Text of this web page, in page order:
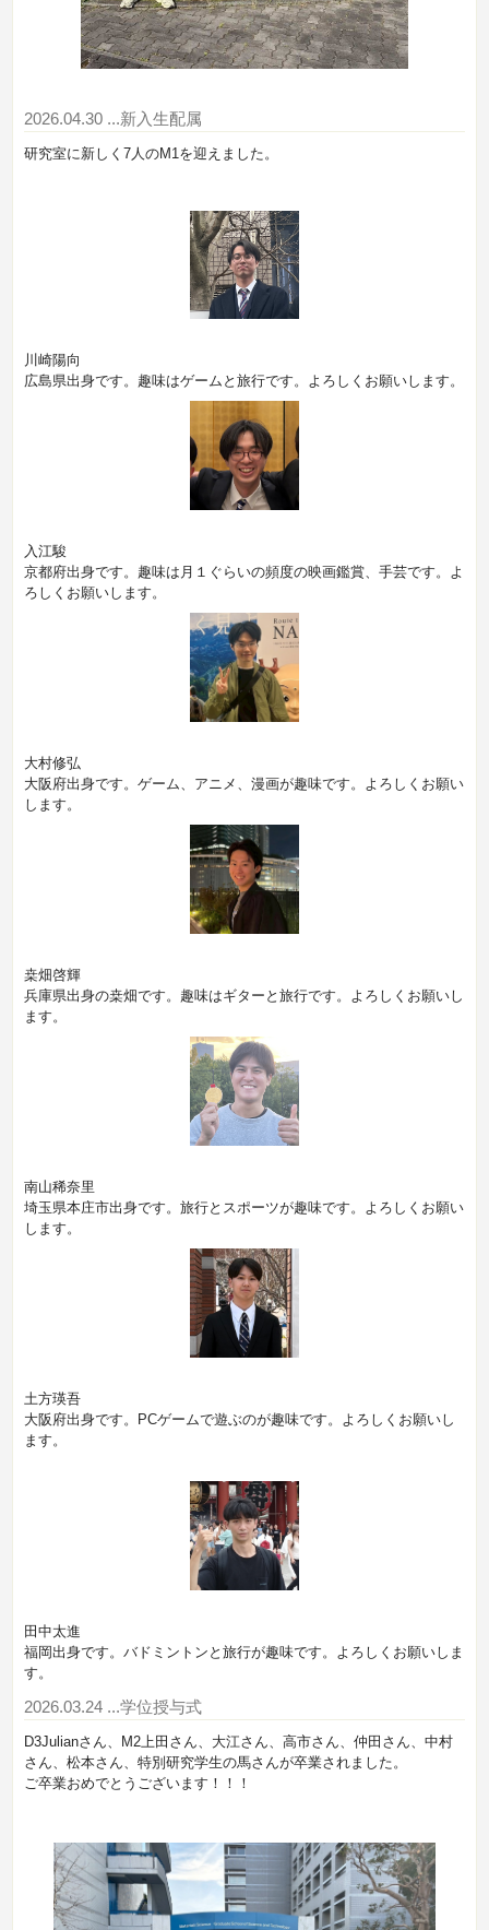
2026.04.30 ...新入生配属
研究室に新しく7人のM1を迎えました。
川崎陽向
広島県出身です。趣味はゲームと旅行です。よろしくお願いします。
入江駿
京都府出身です。趣味は月１ぐらいの頻度の映画鑑賞、手芸です。よ
ろしくお願いします。
大村修弘
大阪府出身です。ゲーム、アニメ、漫画が趣味です。よろしくお願い
します。
桒畑啓輝
兵庫県出身の桒畑です。趣味はギターと旅行です。よろしくお願いし
ます。
南山稀奈里
埼玉県本庄市出身です。旅行とスポーツが趣味です。よろしくお願い
します。
土方瑛吾
大阪府出身です。PCゲームで遊ぶのが趣味です。よろしくお願いし
ます。
田中太進
福岡出身です。バドミントンと旅行が趣味です。よろしくお願いしま
す。
2026.03.24 ...学位授与式
D3Julianさん、M2上田さん、大江さん、高市さん、仲田さん、中村
さん、松本さん、特別研究学生の馬さんが卒業されました。
ご卒業おめでとうございます！！！